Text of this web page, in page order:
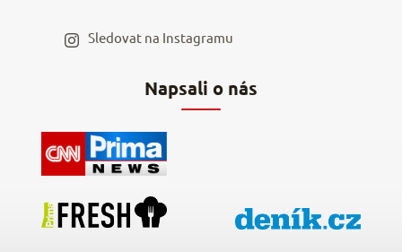
Napsali o nás
Sledovat na Instagramu
Hodnocení obchodu